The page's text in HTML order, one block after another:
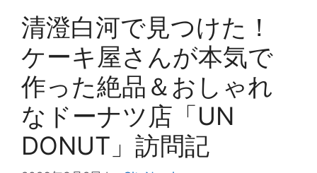
清澄白河で見つけた！
ケーキ屋さんが本気で
作った絶品＆おしゃれ
なドーナツ店「UN
DONUT」訪問記